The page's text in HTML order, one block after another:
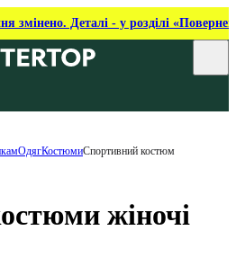
змінено. Деталі - у розділі
ОдягКостюмиСпортивний костюм
жіночі